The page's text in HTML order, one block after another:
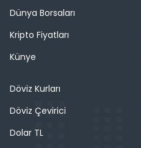
Dünya Borsaları
Kripto Fiyatları
Künye
Döviz Kurları
Döviz Çevirici
Dolar TL